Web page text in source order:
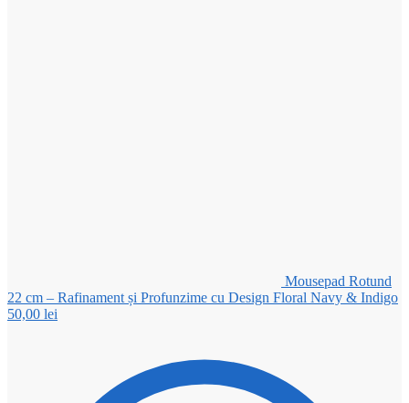
Mousepad Rotund
22 cm – Rafinament și Profunzime cu Design Floral Navy & Indigo
50,00 lei